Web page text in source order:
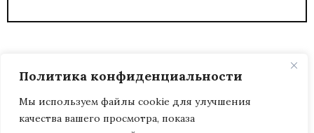
Политика конфиденциальности
Мы используем файлы cookie для улучшения
качества вашего просмотра, показа